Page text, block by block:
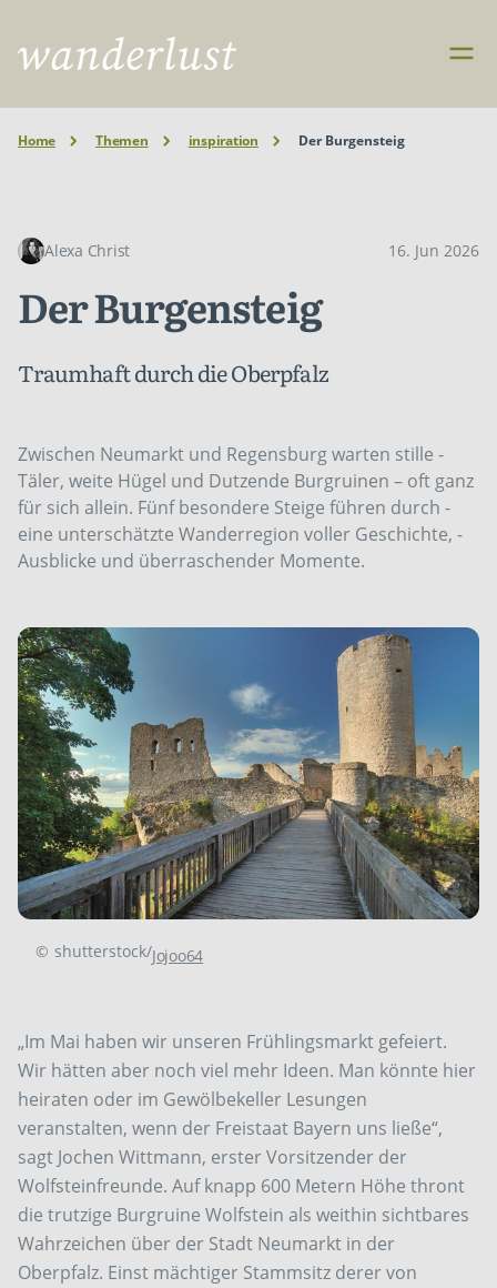
Home Themen inspiration Der Burgensteig
Alexa Christ 16. Jun 2026
Der Burgensteig
Traumhaft durch die Oberpfalz
Zwischen Neumarkt und Regensburg warten stille ­
Täler, weite Hügel und Dutzende Burgruinen – oft ganz
für sich allein. Fünf besondere Steige führen durch ­
eine ­unterschätzte Wanderregion voller ­Geschichte, ­
Ausblicke und überraschender Momente.
© shutterstock/Jojoo64
„Im Mai haben wir unseren Frühlingsmarkt gefeiert.
Wir hätten aber noch viel mehr Ideen. Man könnte hier
heiraten oder im Gewölbekeller Lesungen
veranstalten, wenn der Freistaat Bayern uns ließe“,
sagt Jochen Wittmann, erster Vorsitzender der
Wolfsteinfreunde. Auf knapp 600 Metern Höhe thront
die trutzige Burgruine Wolfstein als weithin sichtbares
Wahrzeichen über der Stadt Neumarkt in der
Oberpfalz. Einst mächtiger Stammsitz derer von